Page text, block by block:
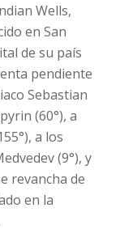
Wells,
en San
de su país
pendiente
Sebastian
(60°), a
a los
(9°), y
revancha de
en la